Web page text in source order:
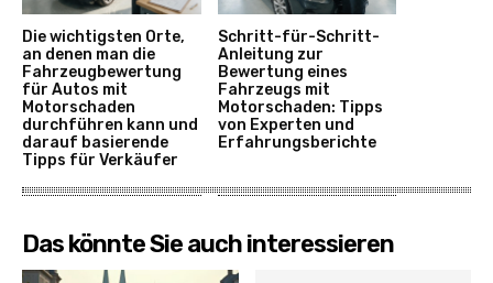
Die wichtigsten Orte,
an denen man die
Fahrzeugbewertung
für Autos mit
Motorschaden
durchführen kann und
darauf basierende
Tipps für Verkäufer
Schritt-für-Schritt-
Anleitung zur
Bewertung eines
Fahrzeugs mit
Motorschaden: Tipps
von Experten und
Erfahrungsberichte
Das könnte Sie auch interessieren